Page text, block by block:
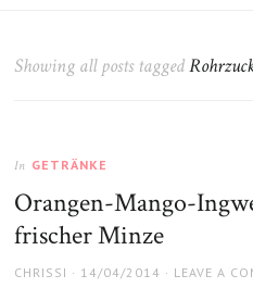
Showing all posts tagged
In GETRÄNKE
Orangen-Mango-
frischer Minze
AUTHOR
CHRISSI
POSTED
14/04/2014 LEAVE A